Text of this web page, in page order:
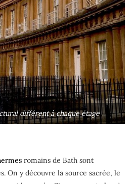
différent à chaque étage
romains de Bath sont
On y découvre la source sacrée, le